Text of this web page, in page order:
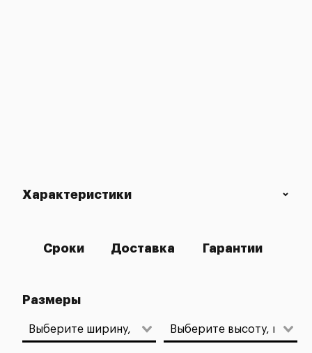
Характеристики
Гарантии
Доставка
Сроки
Размеры